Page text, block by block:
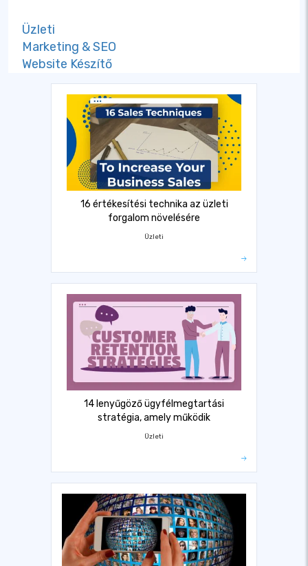
Üzleti
Marketing & SEO
Website Készítő
16 értékesítési technika az üzleti
forgalom növelésére
Üzleti
14 lenyűgöző ügyfélmegtartási
stratégia, amely működik
Üzleti